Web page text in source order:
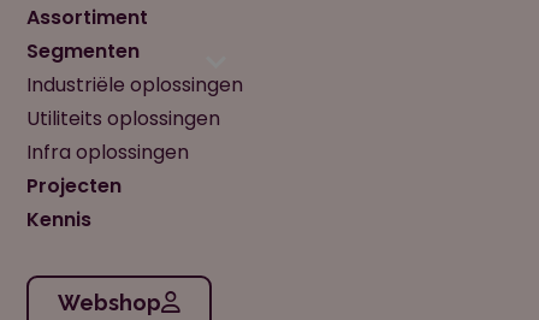
Assortiment
Segmenten
Industriële oplossingen
Utiliteits oplossingen
Infra oplossingen
Projecten
Kennis
Webshop